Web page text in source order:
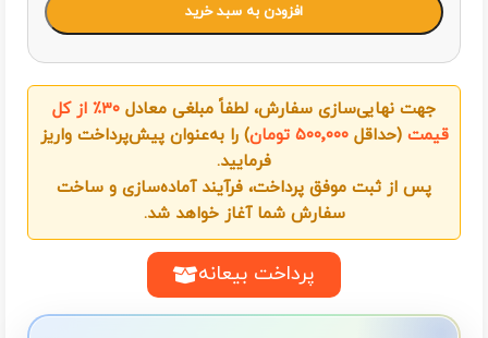
افزودن به سبد خرید
جهت نهایی‌سازی سفارش، لطفاً مبلغی معادل
۳۰٪ از کل
قیمت (حداقل۵۰۰٬۰۰۰ تومان
) را به‌عنوان پیش‌پرداخت واریز
فرمایید.
پس از ثبت موفق پرداخت، فرآیند آماده‌سازی و ساخت
سفارش شما آغاز خواهد شد.
پرداخت بیعانه